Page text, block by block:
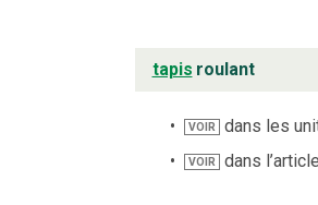
tapis roulant
VOIR dans les
VOIR dans